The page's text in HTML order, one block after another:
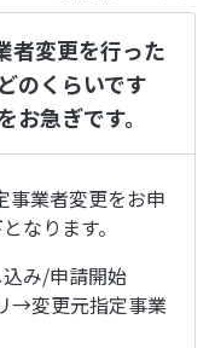
変更を行った
のくらいです
急ぎです。
業者変更をお申
なります。
み/申請開始
→変更元指定事業